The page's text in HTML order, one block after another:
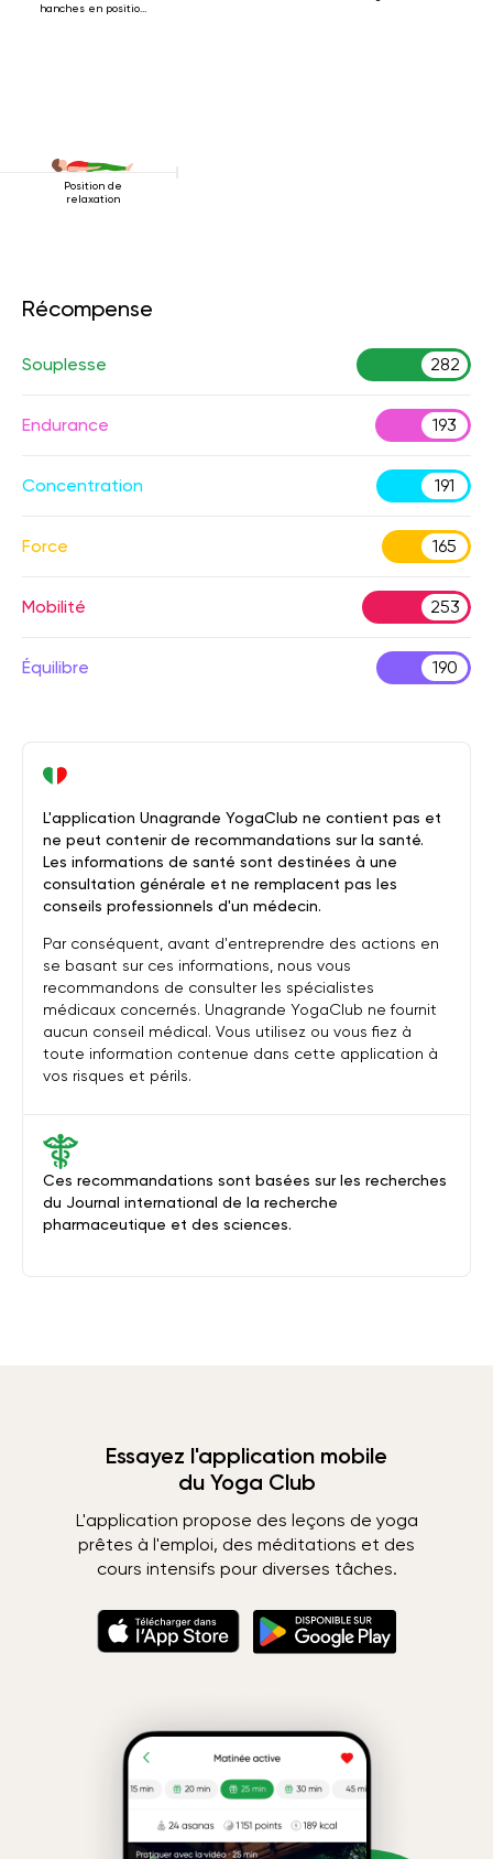
hanches en position
Position de
relaxation
Récompense
Souplesse 282
Endurance 193
Concentration 191
Force 165
Mobilité 253
Équilibre 190
Ces recommandations sont basées sur les recherches
du Journal international de la recherche
pharmaceutique et des sciences.
L'application Unagrande YogaClub ne contient pas et
ne peut contenir de recommandations sur la santé.
Les informations de santé sont destinées à une
consultation générale et ne remplacent pas les
conseils professionnels d'un médecin.
Par conséquent, avant d'entreprendre des actions en
se basant sur ces informations, nous vous
recommandons de consulter les spécialistes
médicaux concernés. Unagrande YogaClub ne fournit
aucun conseil médical. Vous utilisez ou vous fiez à
toute information contenue dans cette application à
vos risques et périls.
Essayez l'application mobile
du Yoga Club
L'application propose des leçons de yoga
prêtes à l'emploi, des méditations et des
cours intensifs pour diverses tâches.